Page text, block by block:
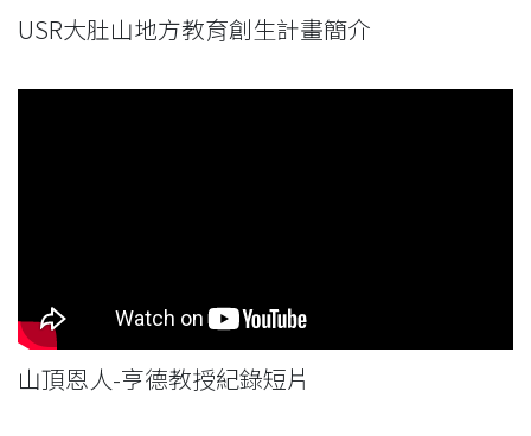
USR大肚山地方教育創生計畫簡介
山頂恩人-亨德教授紀錄短片